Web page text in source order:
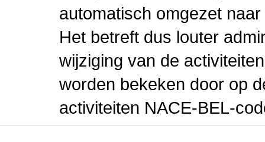
automatisch omgezet
Het betreft dus louter
wijziging van de
worden bekeken door op
activiteiten NACE-BEL-